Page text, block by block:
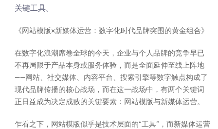
关键工具。
《网站模版×新媒体运营：数字化时代品牌突围的黄金组合》
在数字化浪潮席卷全球的今天，企业与个人品牌的竞争早已
不再局限于产品本身或服务体验，而是全面延伸至线上阵地
——网站、社交媒体、内容平台、搜索引擎等数字触点构成了
现代品牌传播的核心战场，而在这一战场中，有两个关键词
正日益成为决定成败的关键要素：网站模版与新媒体运营。
乍看之下，网站模版似乎是技术层面的“工具”，而新媒体运营